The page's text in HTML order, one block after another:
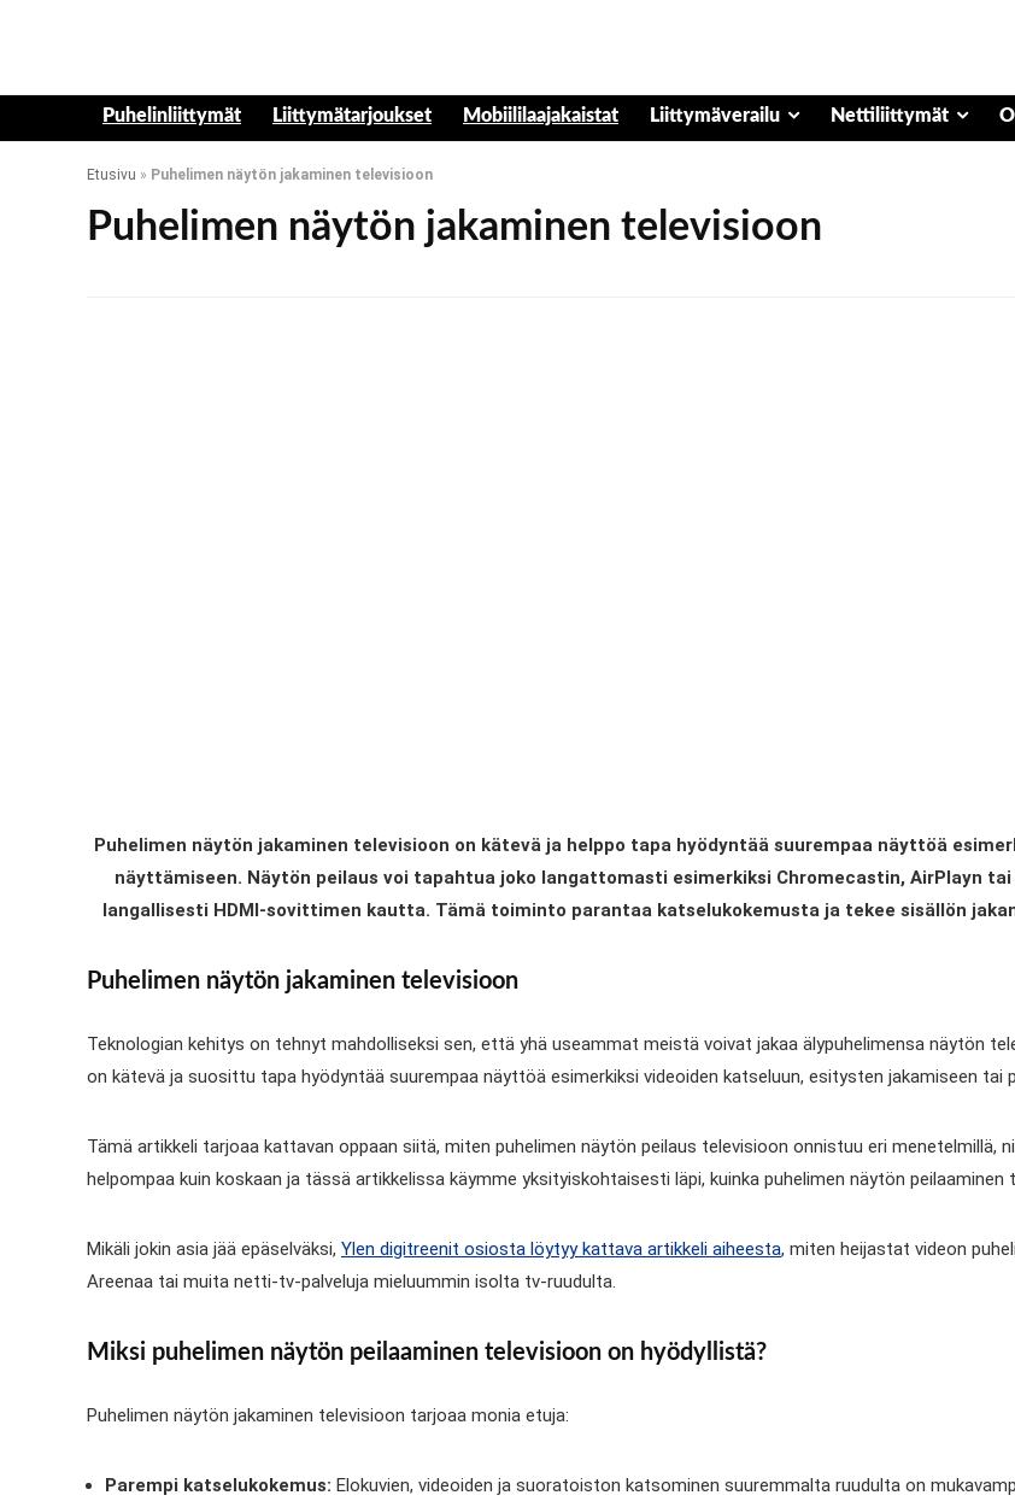
Puhelinliittymät Liittymätarjoukset Mobiililaajakaistat Liittymäverailu Nettiliittymät
Etusivu » Puhelimen näytön jakaminen televisioon
Puhelimen näytön jakaminen televisioon
Puhelimen näytön jakaminen televisioon on kätevä ja helppo tapa hyödyntää suurempaa näyttöä
näyttämiseen. Näytön peilaus voi tapahtua joko langattomasti esimerkiksi Chromecastin, AirPlayn
langallisesti HDMI-sovittimen kautta. Tämä toiminto parantaa katselukokemusta ja tekee sisällön
Puhelimen näytön jakaminen televisioon
Teknologian kehitys on tehnyt mahdolliseksi sen, että yhä useammat meistä voivat jakaa älypuhelimensa näytön
on kätevä ja suosittu tapa hyödyntää suurempaa näyttöä esimerkiksi videoiden katseluun, esitysten jakamiseen tai
Tämä artikkeli tarjoaa kattavan oppaan siitä, miten puhelimen näytön peilaus televisioon onnistuu eri menetelmillä,
helpompaa kuin koskaan ja tässä artikkelissa käymme yksityiskohtaisesti läpi, kuinka puhelimen näytön
Mikäli jokin asia jää epäselväksi, Ylen digitreenit osiosta löytyy kattava artikkeli aiheesta, miten heijastat videon
Areenaa tai muita netti-tv-palveluja mieluummin isolta tv-ruudulta.
Miksi puhelimen näytön peilaaminen televisioon on hyödyllistä?
Puhelimen näytön jakaminen televisioon tarjoaa monia etuja:
Parempi katselukokemus: Elokuvien, videoiden ja suoratoiston katsominen suuremmalta ruudulta on